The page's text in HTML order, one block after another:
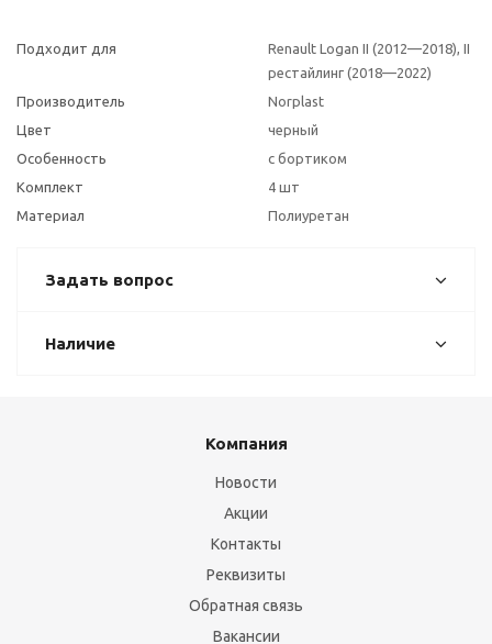
Подходит для
Renault Logan II (2012—2018), II
рестайлинг (2018—2022)
Производитель
Norplast
Цвет
черный
Особенность
с бортиком
Комплект
4 шт
Материал
Полиуретан
Задать вопрос
Наличие
Компания
Новости
Акции
Контакты
Реквизиты
Обратная связь
Вакансии